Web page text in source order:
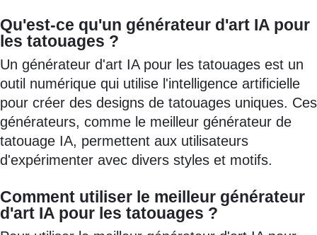
Qu'est-ce qu'un générateur d'art IA pour
les tatouages ?
Un générateur d'art IA pour les tatouages est un
outil numérique qui utilise l'intelligence artificielle
pour créer des designs de tatouages uniques. Ces
générateurs, comme le meilleur générateur de
tatouage IA, permettent aux utilisateurs
d'expérimenter avec divers styles et motifs.
Comment utiliser le meilleur générateur
d'art IA pour les tatouages ?